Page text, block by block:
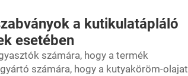
a kutikulatápláló
esetében
számára, hogy a termék
számára, hogy a kutyaköröm-olajat